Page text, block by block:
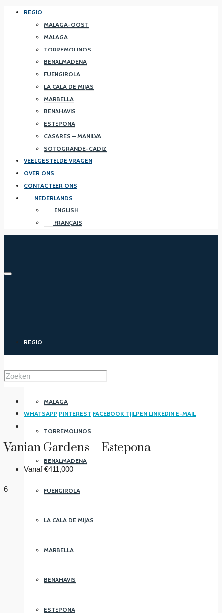
REGIO
MALAGA-OOST
MALAGA
TORREMOLINOS
BENALMADENA
FUENGIROLA
LA CALA DE MIJAS
MARBELLA
BENAHAVIS
ESTEPONA
CASARES – MANILVA
SOTOGRANDE-CADIZ
VEELGESTELDE VRAGEN
OVER ONS
CONTACTEER ONS
NEDERLANDS
ENGLISH
FRANÇAIS
REGIO
MALAGA-OOST
MALAGA
TORREMOLINOS
BENALMADENA
FUENGIROLA
LA CALA DE MIJAS
MARBELLA
BENAHAVIS
ESTEPONA
WHATSAPP PINTEREST FACEBOOK TJILPEN LINKEDIN E-MAIL
Vanian Gardens – Estepona
Vanaf€411,000
6